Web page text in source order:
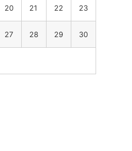
20 21 22 23
27 28 29 30